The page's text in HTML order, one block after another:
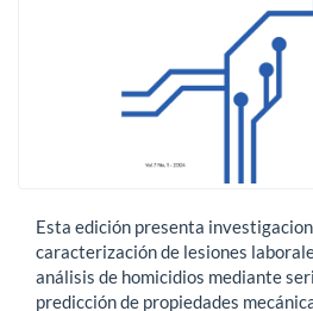
Esta edición presenta
caracterización de lesiones
análisis de homicidios mediante
predicción de propiedades